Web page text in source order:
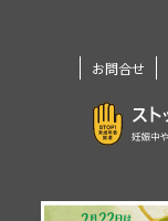
お問合せ